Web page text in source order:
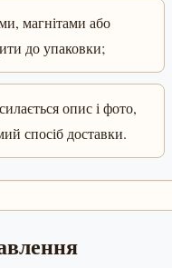
магнітами або
до упаковки;
опис і фото,
спосіб доставки.